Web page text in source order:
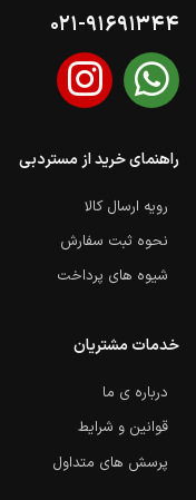
021-91691344
راهنمای خرید از مستردبی
رویه ارسال کالا
نحوه ثبت سفارش
شیوه های پرداخت
خدمات مشتریان
درباره ی ما
قوانین و شرایط
پرسش های متداول